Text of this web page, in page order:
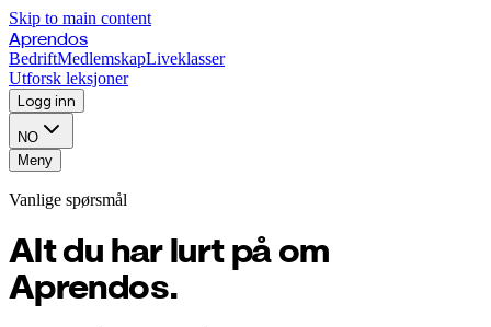
Skip to main content
Aprendos
BedriftMedlemskapLiveklasser
Utforsk leksjoner
Logg inn
NO
Meny
Vanlige spørsmål
Alt du har lurt på om
Aprendos.